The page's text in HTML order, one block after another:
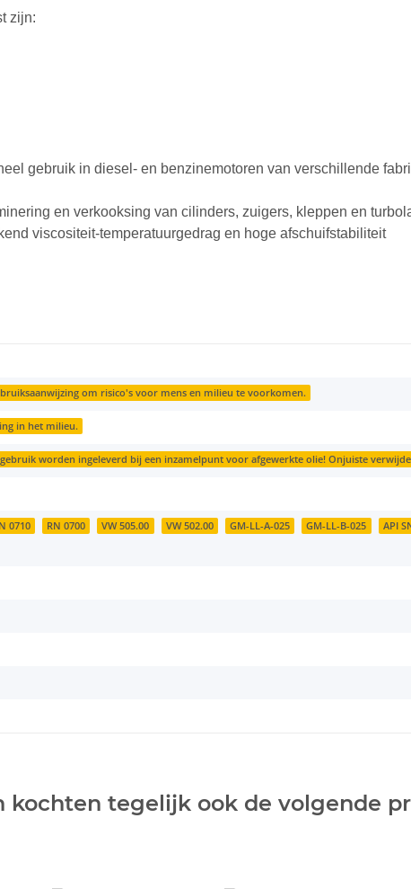
zijn:
gebruik in diesel- en benzinemotoren van verschillende
en verkooksing van cilinders, zuigers, kleppen en
viscositeit-temperatuurgedrag en hoge afschuifstabiliteit
om risico's voor mens en milieu te voorkomen.
in het milieu.
worden ingeleverd bij een inzamelpunt voor afgewerkte olie! Onjuiste
0710 RN 0700 VW 505.00 VW 502.00 GM-LL-A-025 GM-LL-B-025 API
kochten tegelijk ook de volgende